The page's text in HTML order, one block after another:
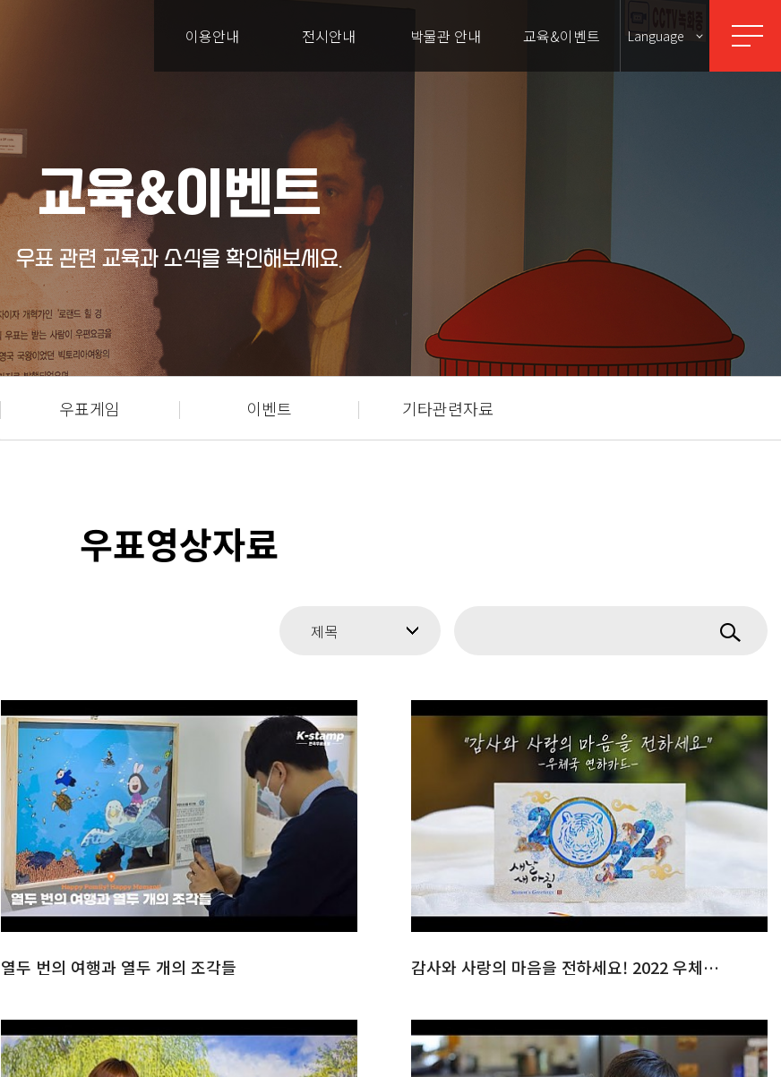
이용안내 전시안내 박물관 안내 교육&이벤트 Language
교육&이벤트
우표 관련 교육과 소식을 확인해보세요.
우표게임 이벤트 기타관련자료
우표영상자료
열두 번의 여행과 열두 개의 조각들 감사와 사랑의 마음을 전하세요! 2022 우체국 연하카드